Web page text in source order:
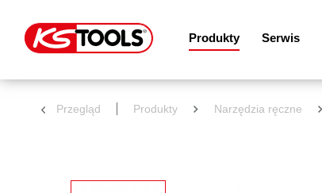
Produkty Serwis
Przegląd Produkty Narzędzia ręczne